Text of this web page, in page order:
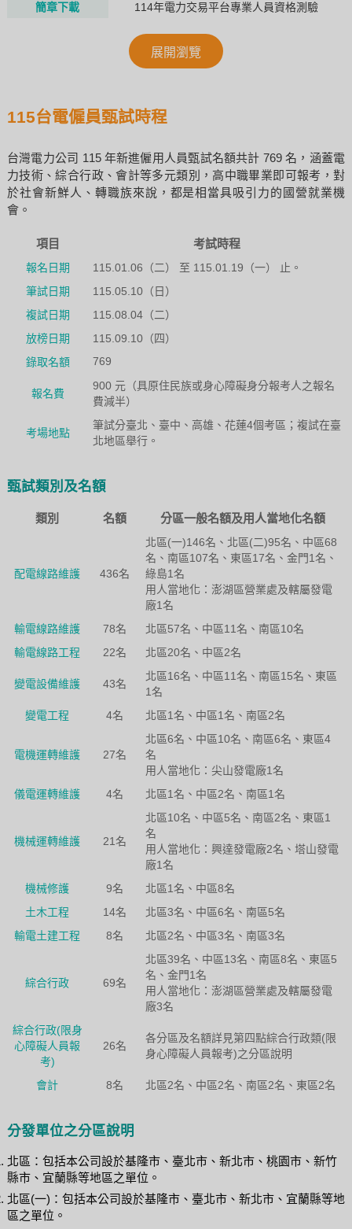
簡章下載
114年電力交易平台專業人員資格測驗
展開瀏覽
115台電僱員甄試時程
台灣電力公司 115 年新進僱用人員甄試名額共計 769 名，涵蓋電
力技術、綜合行政、會計等多元類別，高中職畢業即可報考，對
於社會新鮮人、轉職族來說，都是相當具吸引力的國營就業機
會。
項目 考試時程
報名日期
115.01.06（二） 至 115.01.19（一） 止。
筆試日期
115.05.10（日）
複試日期
115.08.04（二）
放榜日期
115.09.10（四）
錄取名額
769
報名費
900 元（具原住民族或身心障礙身分報考人之報名
費減半）
考場地點
筆試分臺北、臺中、高雄、花蓮4個考區；複試在臺
北地區舉行。
甄試類別及名額
類別 名額 分區一般名額及用人當地化名額
配電線路維護 436名
北區(一)146名、北區(二)95名、中區68
名、南區107名、東區17名、金門1名、
綠島1名
用人當地化：澎湖區營業處及轄屬發電
廠1名
輸電線路維護
78名
北區57名、中區11名、南區10名
輸電線路工程
22名 北區20名、中區2名
變電設備維護 43名
北區16名、中區11名、南區15名、東區
1名
變電工程
4名 北區1名、中區1名、南區2名
電機運轉維護 27名
北區6名、中區10名、南區6名、東區4
名
用人當地化：尖山發電廠1名
儀電運轉維護
4名 北區1名、中區2名、南區1名
機械運轉維護 21名
北區10名、中區5名、南區2名、東區1
名
用人當地化：興達發電廠2名、塔山發電
廠1名
機械修護
9名
北區1名、中區8名
土木工程
14名
北區3名、中區6名、南區5名
輸電土建工程
8名 北區2名、中區3名、南區3名
綜合行政 69名
北區39名、中區13名、南區8名、東區5
名、金門1名
用人當地化：澎湖區營業處及轄屬發電
廠3名
綜合行政(限身
心障礙人員報
考)
26名
各分區及名額詳見第四點綜合行政類(限
身心障礙人員報考)之分區說明
會計 8名 北區2名、中區2名、南區2名、東區2名
分發單位之分區說明
北區：包括本公司設於基隆市、臺北市、新北市、桃園市、新竹
縣市、宜蘭縣等地區之單位。
北區(一)：包括本公司設於基隆市、臺北市、新北市、宜蘭縣等地
區之單位。